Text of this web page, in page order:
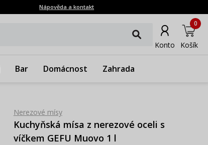
Nápověda a kontakt
Konto Košík
0
Bar Domácnost Zahrada
Nerezové mísy
Kuchyňská mísa z nerezové oceli s
víčkem GEFU Muovo 1 l